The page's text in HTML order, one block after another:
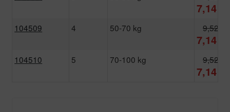
7,14 €
104509 4 50-70 kg 9,52 €
7,14 €
104510 5 70-100 kg 9,52 €
7,14 €